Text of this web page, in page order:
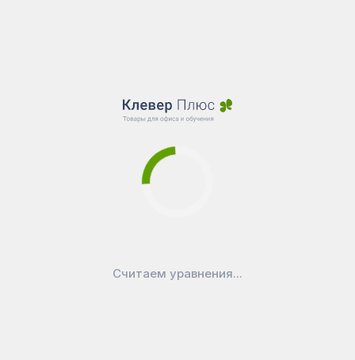
Считаем уравнения...